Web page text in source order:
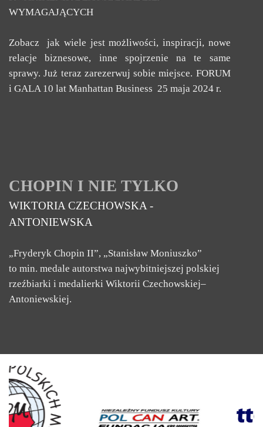
WYMAGAJĄCYCH
Zobacz jak wiele jest możliwości, inspiracji, nowe
relacje biznesowe, inne spojrzenie na te same
sprawy. Już teraz zarezerwuj sobie miejsce. FORUM
i GALA 10 lat Manhattan Business 25 maja 2024 r.
CHOPIN I NIE TYLKO
WIKTORIA CZECHOWSKA -
ANTONIEWSKA
„Fryderyk Chopin II”, „Stanisław Moniuszko”
to min. medale autorstwa najwybitniejszej polskiej
rzeźbiarki i medalierki Wiktorii Czechowskiej–
Antoniewskiej.